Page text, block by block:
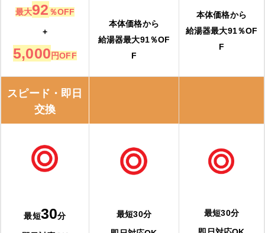
最大92 ％OFF
+
5,000円OFF
本体価格から
給湯器最大91％OF
F
本体価格から
給湯器最大91％OF
F
スピード・即日
交換
最短30分
最短30分
最短30分